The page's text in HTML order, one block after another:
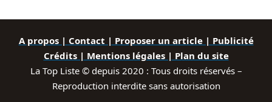
A propos | Contact | Proposer un article | Publicité
Crédits | Mentions légales | Plan du site
La Top Liste © depuis 2020 : Tous droits réservés –
Reproduction interdite sans autorisation